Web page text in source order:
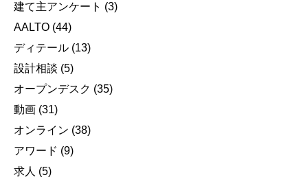
建て主アンケート (3)
AALTO (44)
ディテール (13)
設計相談 (5)
オープンデスク (35)
動画 (31)
オンライン (38)
アワード (9)
求人 (5)